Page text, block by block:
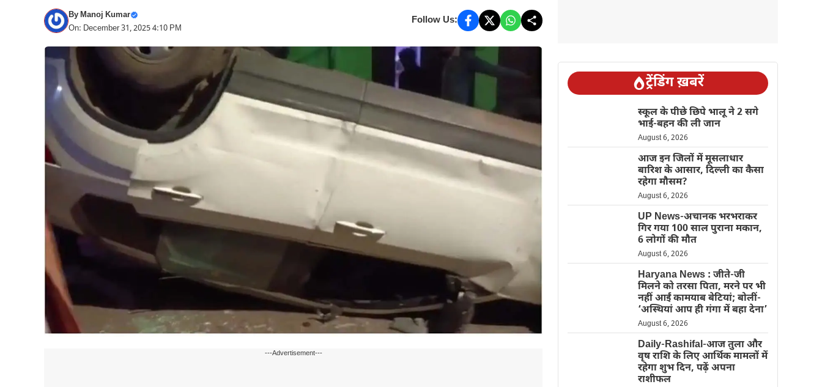
ByManoj Kumar
On: December 31, 2025 4:10 PM
Follow Us:
---Advertisement---
ट्रेंडिंग ख़बरें
स्कूल के पीछे छिपे भालू ने 2 सगे
भाई-बहन की ली जान
August 6, 2026
आज इन जिलों में मूसलाधार
बारिश के आसार, दिल्ली का कैसा
रहेगा मौसम?
August 6, 2026
UP News-अचानक भरभराकर
गिर गया 100 साल पुराना मकान,
6 लोगों की मौत
August 6, 2026
Haryana News : जीते-जी
मिलने को तरसा पिता, मरने पर भी
नहीं आईं कामयाब बेटियां; बोलीं-
‘अस्थियां आप ही गंगा में बहा देना’
August 6, 2026
Daily-Rashifal-आज तुला और
वृष राशि के लिए आर्थिक मामलों में
रहेगा शुभ दिन, पढ़ें अपना
राशीफल